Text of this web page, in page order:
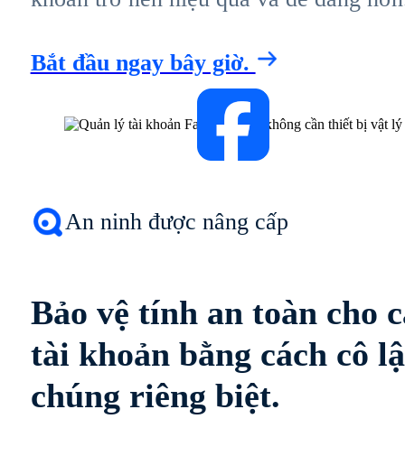
Bắt đầu ngay bây giờ.
An ninh được nâng cấp
Bảo vệ tính an toàn cho
tài khoản bằng cách cô
chúng riêng biệt.